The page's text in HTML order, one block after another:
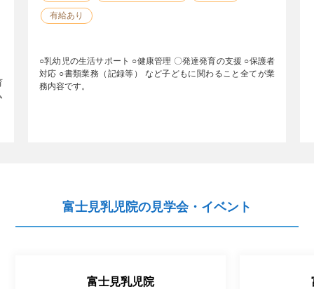
有給あり
○乳幼児の生活サポート ○健康管理 〇発達発育の支援 ○保護者
対応 ○書類業務（記録等） など子どもに関わること全てが業
務内容です。
富士見乳児院の見学会・イベント
富士見乳児院